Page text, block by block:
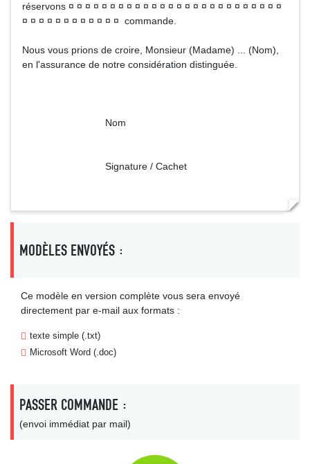
réservons ¤ ¤ ¤ ¤ ¤ ¤ ¤ ¤ ¤ ¤ ¤ ¤ ¤ ¤ ¤ ¤ ¤ ¤ ¤ ¤ ¤ ¤ ¤ ¤ ¤ ¤
¤ ¤ ¤ ¤ ¤ ¤ ¤ ¤ ¤ ¤ ¤ ¤ commande.
Nous vous prions de croire, Monsieur (Madame) ... (Nom),
en l'assurance de notre considération distinguée.
Nom
Signature / Cachet
MODÈLES ENVOYÉS :
Ce modèle en version complète vous sera envoyé
directement par e-mail aux formats :
texte simple (.txt)
Microsoft Word (.doc)
PASSER COMMANDE :
(envoi immédiat par mail)